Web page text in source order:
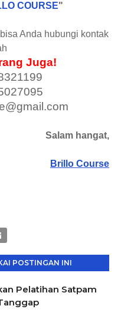
COURSE"
Anda hubungi kontak
Juga!
Salam hangat,
Brillo Course
POSTINGAN INI
Pelatihan Satpam